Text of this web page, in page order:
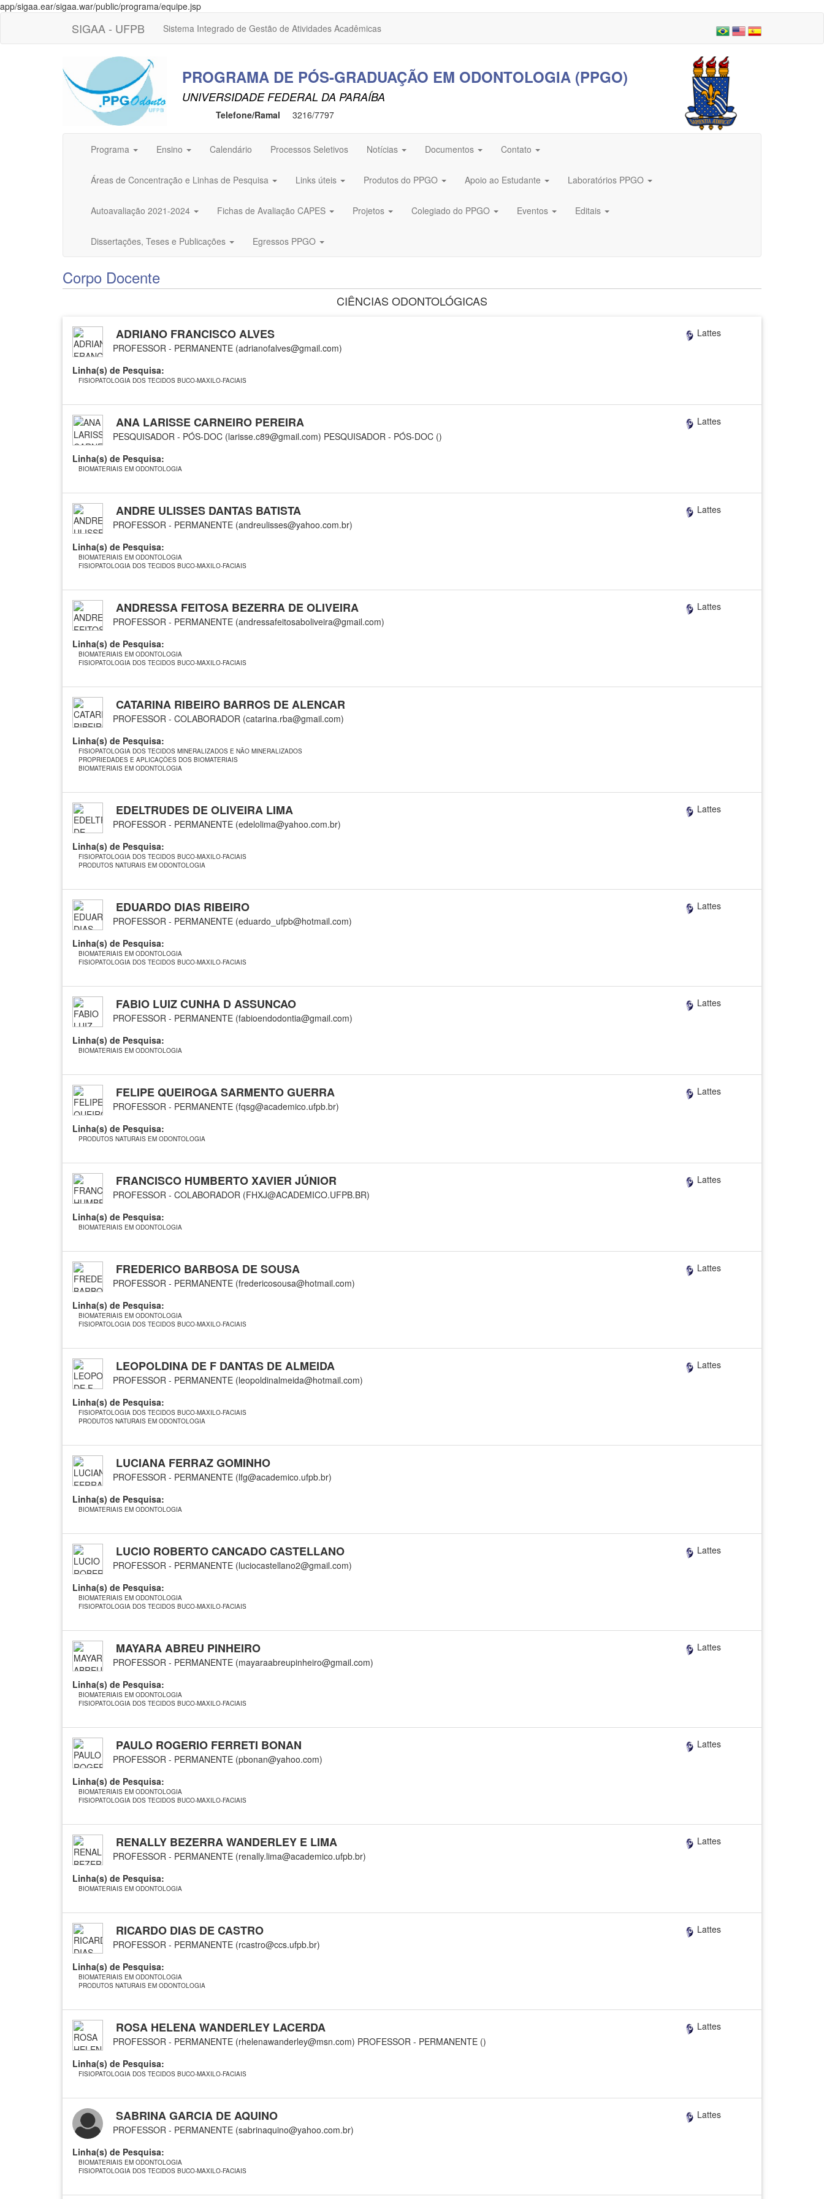
app/sigaa.ear/sigaa.war/public/programa/equipe.jsp
SIGAA - UFPB Sistema Integrado de Gestão de Atividades Acadêmicas
PROGRAMA DE PÓS-GRADUAÇÃO EM ODONTOLOGIA (PPGO)
UNIVERSIDADE FEDERAL DA PARAÍBA
Telefone/Ramal 3216/7797
Programa Ensino Calendário Processos Seletivos Notícias Documentos Contato
Áreas de Concentração e Linhas de Pesquisa Links úteis Produtos do PPGO Apoio ao Estudante Laboratórios PPGO
Autoavaliação 2021-2024 Fichas de Avaliação CAPES Projetos Colegiado do PPGO Eventos Editais
Dissertações, Teses e Publicações Egressos PPGO
Corpo Docente
CIÊNCIAS ODONTOLÓGICAS
ADRIANO FRANCISCO ALVES
PROFESSOR - PERMANENTE (adrianofalves@gmail.com)
Linha(s) de Pesquisa:
FISIOPATOLOGIA DOS TECIDOS BUCO-MAXILO-FACIAIS
Lattes
ANA LARISSE CARNEIRO PEREIRA
PESQUISADOR - PÓS-DOC (larisse.c89@gmail.com) PESQUISADOR - PÓS-DOC ()
Linha(s) de Pesquisa:
BIOMATERIAIS EM ODONTOLOGIA
Lattes
ANDRE ULISSES DANTAS BATISTA
PROFESSOR - PERMANENTE (andreulisses@yahoo.com.br)
Linha(s) de Pesquisa:
BIOMATERIAIS EM ODONTOLOGIA
FISIOPATOLOGIA DOS TECIDOS BUCO-MAXILO-FACIAIS
Lattes
ANDRESSA FEITOSA BEZERRA DE OLIVEIRA
PROFESSOR - PERMANENTE (andressafeitosaboliveira@gmail.com)
Linha(s) de Pesquisa:
BIOMATERIAIS EM ODONTOLOGIA
FISIOPATOLOGIA DOS TECIDOS BUCO-MAXILO-FACIAIS
Lattes
CATARINA RIBEIRO BARROS DE ALENCAR
PROFESSOR - COLABORADOR (catarina.rba@gmail.com)
Linha(s) de Pesquisa:
FISIOPATOLOGIA DOS TECIDOS MINERALIZADOS E NÃO MINERALIZADOS
PROPRIEDADES E APLICAÇÕES DOS BIOMATERIAIS
BIOMATERIAIS EM ODONTOLOGIA
EDELTRUDES DE OLIVEIRA LIMA
PROFESSOR - PERMANENTE (edelolima@yahoo.com.br)
Linha(s) de Pesquisa:
FISIOPATOLOGIA DOS TECIDOS BUCO-MAXILO-FACIAIS
PRODUTOS NATURAIS EM ODONTOLOGIA
Lattes
EDUARDO DIAS RIBEIRO
PROFESSOR - PERMANENTE (eduardo_ufpb@hotmail.com)
Linha(s) de Pesquisa:
BIOMATERIAIS EM ODONTOLOGIA
FISIOPATOLOGIA DOS TECIDOS BUCO-MAXILO-FACIAIS
Lattes
FABIO LUIZ CUNHA D ASSUNCAO
PROFESSOR - PERMANENTE (fabioendodontia@gmail.com)
Linha(s) de Pesquisa:
BIOMATERIAIS EM ODONTOLOGIA
Lattes
FELIPE QUEIROGA SARMENTO GUERRA
PROFESSOR - PERMANENTE (fqsg@academico.ufpb.br)
Linha(s) de Pesquisa:
PRODUTOS NATURAIS EM ODONTOLOGIA
Lattes
FRANCISCO HUMBERTO XAVIER JÚNIOR
PROFESSOR - COLABORADOR (FHXJ@ACADEMICO.UFPB.BR)
Linha(s) de Pesquisa:
BIOMATERIAIS EM ODONTOLOGIA
Lattes
FREDERICO BARBOSA DE SOUSA
PROFESSOR - PERMANENTE (fredericosousa@hotmail.com)
Linha(s) de Pesquisa:
BIOMATERIAIS EM ODONTOLOGIA
FISIOPATOLOGIA DOS TECIDOS BUCO-MAXILO-FACIAIS
Lattes
LEOPOLDINA DE F DANTAS DE ALMEIDA
PROFESSOR - PERMANENTE (leopoldinalmeida@hotmail.com)
Linha(s) de Pesquisa:
FISIOPATOLOGIA DOS TECIDOS BUCO-MAXILO-FACIAIS
PRODUTOS NATURAIS EM ODONTOLOGIA
Lattes
LUCIANA FERRAZ GOMINHO
PROFESSOR - PERMANENTE (lfg@academico.ufpb.br)
Linha(s) de Pesquisa:
BIOMATERIAIS EM ODONTOLOGIA
LUCIO ROBERTO CANCADO CASTELLANO
PROFESSOR - PERMANENTE (luciocastellano2@gmail.com)
Linha(s) de Pesquisa:
BIOMATERIAIS EM ODONTOLOGIA
FISIOPATOLOGIA DOS TECIDOS BUCO-MAXILO-FACIAIS
Lattes
MAYARA ABREU PINHEIRO
PROFESSOR - PERMANENTE (mayaraabreupinheiro@gmail.com)
Linha(s) de Pesquisa:
BIOMATERIAIS EM ODONTOLOGIA
FISIOPATOLOGIA DOS TECIDOS BUCO-MAXILO-FACIAIS
Lattes
PAULO ROGERIO FERRETI BONAN
PROFESSOR - PERMANENTE (pbonan@yahoo.com)
Linha(s) de Pesquisa:
BIOMATERIAIS EM ODONTOLOGIA
FISIOPATOLOGIA DOS TECIDOS BUCO-MAXILO-FACIAIS
Lattes
RENALLY BEZERRA WANDERLEY E LIMA
PROFESSOR - PERMANENTE (renally.lima@academico.ufpb.br)
Linha(s) de Pesquisa:
BIOMATERIAIS EM ODONTOLOGIA
Lattes
RICARDO DIAS DE CASTRO
PROFESSOR - PERMANENTE (rcastro@ccs.ufpb.br)
Linha(s) de Pesquisa:
BIOMATERIAIS EM ODONTOLOGIA
PRODUTOS NATURAIS EM ODONTOLOGIA
Lattes
ROSA HELENA WANDERLEY LACERDA
PROFESSOR - PERMANENTE (rhelenawanderley@msn.com) PROFESSOR - PERMANENTE ()
Linha(s) de Pesquisa:
FISIOPATOLOGIA DOS TECIDOS BUCO-MAXILO-FACIAIS
Lattes
SABRINA GARCIA DE AQUINO
PROFESSOR - PERMANENTE (sabrinaquino@yahoo.com.br)
Linha(s) de Pesquisa:
BIOMATERIAIS EM ODONTOLOGIA
FISIOPATOLOGIA DOS TECIDOS BUCO-MAXILO-FACIAIS
Lattes